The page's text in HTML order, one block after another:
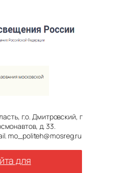
г.о. Дмитровский, г
д. 33.
mo_politeh@mosreg.ru
для